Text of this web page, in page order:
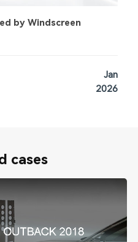
by Windscreen
Jan
2026
cases